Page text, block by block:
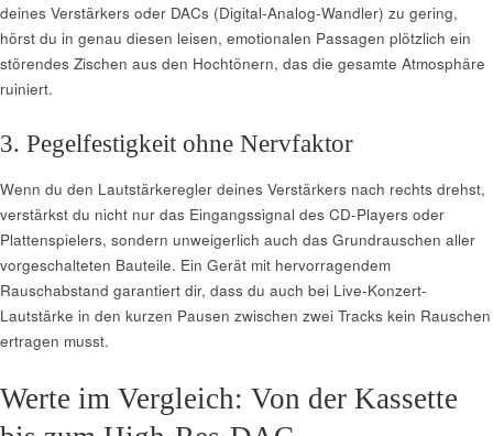
deines Verstärkers oder DACs (Digital-Analog-Wandler) zu gering,
hörst du in genau diesen leisen, emotionalen Passagen plötzlich ein
störendes Zischen aus den Hochtönern, das die gesamte Atmosphäre
ruiniert.
3. Pegelfestigkeit ohne Nervfaktor
Wenn du den Lautstärkeregler deines Verstärkers nach rechts drehst,
verstärkst du nicht nur das Eingangssignal des CD-Players oder
Plattenspielers, sondern unweigerlich auch das Grundrauschen aller
vorgeschalteten Bauteile. Ein Gerät mit hervorragendem
Rauschabstand garantiert dir, dass du auch bei Live-Konzert-
Lautstärke in den kurzen Pausen zwischen zwei Tracks kein Rauschen
ertragen musst.
Werte im Vergleich: Von der Kassette